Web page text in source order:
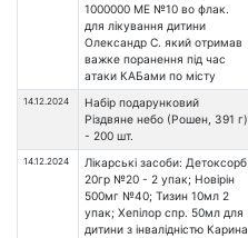
1000000 МЕ №10 во флак.
для лікування дитини
Олександр С. який отримав
важке поранення під час
атаки КАБами по місту
14.12.2024
Набір подарунковий
Різдвяне небо (Рошен, 391 г)
- 200 шт.
14.12.2024
Лікарські засоби: Детоксорб
20гр №20 - 2 упак; Новірін
500мг №40; Тизин 10мл 2
упак; Хепілор спр. 50мл для
дитини з інвалідністю Карина